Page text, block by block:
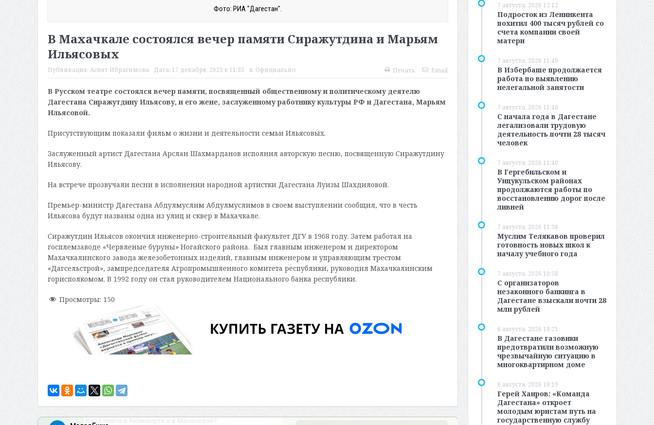
Фото: РИА "Дагестан".
В Махачкале состоялся вечер памяти Сиражутдина и Марьям
Ильясовых
Публикация: Асият Ибрагимова Дата: 17 декабря, 2023 в 11:35 в: Официально Печать Email
В Русском театре состоялся вечер памяти, посвященный общественному и политическому деятелю
Дагестана Сиражутдину Ильясову, и его жене, заслуженному работнику культуры РФ и Дагестана, Марьям
Ильясовой.
Присутствующим показали фильм о жизни и деятельности семьи Ильясовых.
Заслуженный артист Дагестана Арслан Шахмарданов исполнил авторскую песню, посвященную Сиражутдину
Ильясову.
На встрече прозвучали песни в исполнении народной артистки Дагестана Луизы Шахдиловой.
Премьер-министр Дагестана Абдулмуслим Абдулмуслимов в своем выступлении сообщил, что в честь
Ильясова будут названы одна из улиц и сквер в Махачкале.
Сиражутдин Ильясов окончил инженерно-строительный факультет ДГУ в 1968 году. Затем работал на
госплемзаводе «Червленые буруны» Ногайского района. Был главным инженером и директором
Махачкалинского завода железобетонных изделий, главным инженером и управляющим трестом
«Дагсельстрой», зампредседателя Агропромышленного комитета республики, руководил Махачкалинским
горисполкомом. В 1992 году он стал руководителем Национального банка республики.
Просмотры: 150
7 августа, 2026 12:12
Подросток из Ленинкента
похитил 400 тысяч рублей со
счета компании своей
матери
7 августа, 2026 11:49
В Избербаше продолжается
работа по выявлению
нелегальной занятости
7 августа, 2026 11:48
С начала года в Дагестане
легализовали трудовую
деятельность почти 28 тысяч
человек
7 августа, 2026 11:40
В Гергебильском и
Унцукульском районах
продолжаются работы по
восстановлению дорог после
ливней
7 августа, 2026 11:38
Муслим Телякавов проверил
готовность новых школ к
началу учебного года
7 августа, 2026 10:58
С организаторов
незаконного банкинга в
Дагестане взыскали почти 28
млн рублей
6 августа, 2026 18:21
В Дагестане газовики
предотвратили возможную
чрезвычайную ситуацию в
многоквартирном доме
6 августа, 2026 18:19
Герей Хаиров: «Команда
Дагестана» откроет
молодым юристам путь на
государственную службу